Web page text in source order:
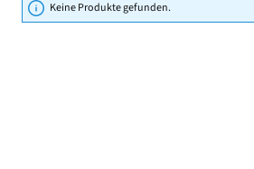
Keine Produkte gefunden.